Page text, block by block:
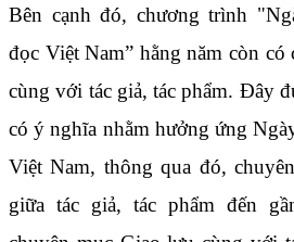
Bên cạnh đó, chương trình
đọc Việt Nam” hằng năm còn
cùng với tác giả, tác phẩm. Đây
có ý nghĩa nhằm hưởng ứng
Việt Nam, thông qua đó,
giữa tác giả, tác phẩm đến